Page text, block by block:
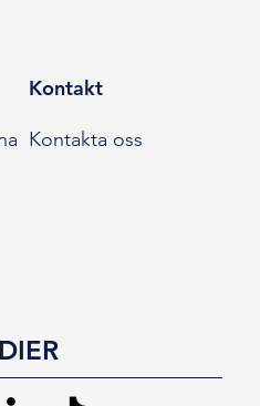
Kontakt
Kontakta oss